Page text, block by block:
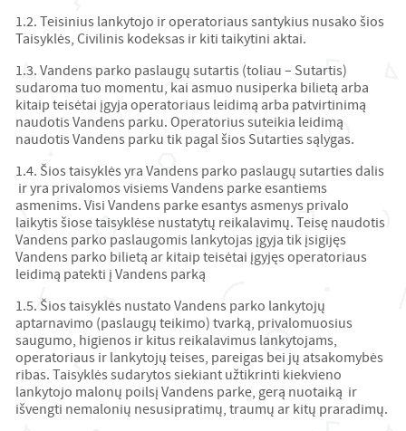
1.2. Teisinius lankytojo ir operatoriaus santykius nusako šios
Taisyklės, Civilinis kodeksas ir kiti taikytini aktai.
1.3. Vandens parko paslaugų sutartis (toliau – Sutartis)
sudaroma tuo momentu, kai asmuo nusiperka bilietą arba
kitaip teisėtai įgyja operatoriaus leidimą arba patvirtinimą
naudotis Vandens parku. Operatorius suteikia leidimą
naudotis Vandens parku tik pagal šios Sutarties sąlygas.
1.4. Šios taisyklės yra Vandens parko paslaugų sutarties dalis
ir yra privalomos visiems Vandens parke esantiems
asmenims. Visi Vandens parke esantys asmenys privalo
laikytis šiose taisyklėse nustatytų reikalavimų. Teisę naudotis
Vandens parko paslaugomis lankytojas įgyja tik įsigijęs
Vandens parko bilietą ar kitaip teisėtai įgyjęs operatoriaus
leidimą patekti į Vandens parką
1.5. Šios taisyklės nustato Vandens parko lankytojų
aptarnavimo (paslaugų teikimo) tvarką, privalomuosius
saugumo, higienos ir kitus reikalavimus lankytojams,
operatoriaus ir lankytojų teises, pareigas bei jų atsakomybės
ribas. Taisyklės sudarytos siekiant užtikrinti kiekvieno
lankytojo malonų poilsį Vandens parke, gerą nuotaiką ir
išvengti nemalonių nesusipratimų, traumų ar kitų praradimų.